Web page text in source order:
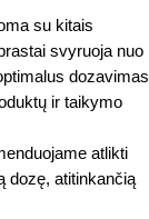
su kitais
svyruoja nuo
dozavimas
ir taikymo
atlikti
dozę, atitinkančią